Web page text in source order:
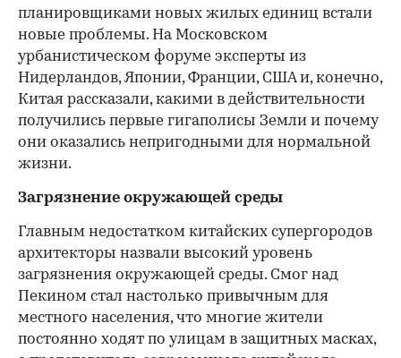
планировщиками новых жилых единиц встали
новые проблемы. На Московском
урбанистическом форуме эксперты из
Нидерландов, Японии, Франции, США и, конечно,
Китая рассказали, какими в действительности
получились первые гигаполисы Земли и почему
они оказались непригодными для нормальной
жизни.
Загрязнение окружающей среды
Главным недостатком китайских супергородов
архитекторы назвали высокий уровень
загрязнения окружающей среды. Смог над
Пекином стал настолько привычным для
местного населения, что многие жители
постоянно ходят по улицам в защитных масках,